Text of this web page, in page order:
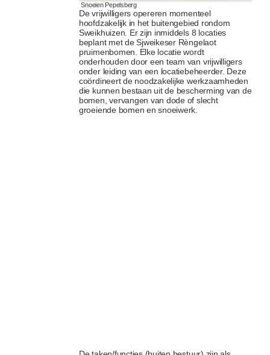
Snoeien Pepelsberg
De vrijwilligers opereren momenteel
hoofdzakelijk in het buitengebied rondom
Sweikhuizen. Er zijn inmiddels 8 locaties
beplant met de Sjweikeser Rèngelaot
pruimenbomen. Elke locatie wordt
onderhouden door een team van vrijwilligers
onder leiding van een locatiebeheerder. Deze
coördineert de noodzakelijke werkzaamheden
die kunnen bestaan uit de bescherming van de
bomen, vervangen van dode of slecht
groeiende bomen en snoeiwerk.